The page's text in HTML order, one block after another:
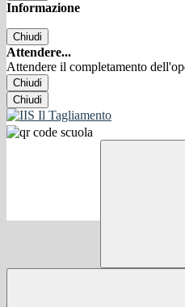
Informazione
Chiudi
Attendere...
Attendere il completamento
Chiudi
Chiudi